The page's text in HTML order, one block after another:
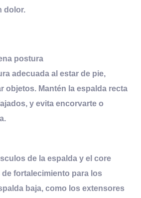
dolor.
postura
adecuada al estar de pie,
objetos. Mantén la espalda recta
y evita encorvarte o
de laespalda y elcore
de fortalecimiento para los
baja, como los extensores